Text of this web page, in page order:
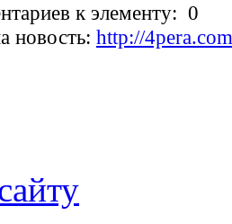
к элементу: 0
новость: http://